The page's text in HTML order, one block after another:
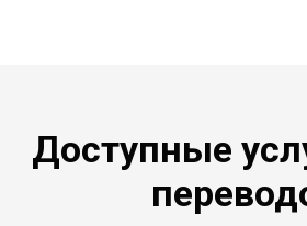
Доступные